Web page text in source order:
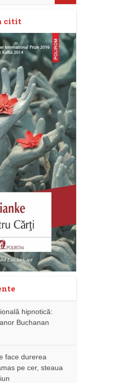
citit
hipnotică:
Buchanan
face durerea
pe cer, steaua